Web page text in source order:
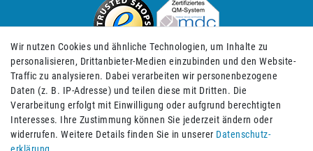
Impressum Daten­schutz­erklärung AGB
Wir nutzen Cookies und ähnliche Technologien, um Inhalte zu
personalisieren, Drittanbieter-Medien einzubinden und den Website-
Traffic zu analysieren. Dabei verarbeiten wir personenbezogene
Daten (z. B. IP-Adresse) und teilen diese mit Dritten. Die
Verarbeitung erfolgt mit Einwilligung oder aufgrund berechtigten
Interesses. Ihre Zustimmung können Sie jederzeit ändern oder
widerrufen. Weitere Details finden Sie in unserer Daten­schutz­